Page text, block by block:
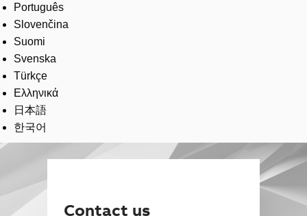
Português
Slovenčina
Suomi
Svenska
Türkçe
Ελληνικά
日本語
한국어
Contact us